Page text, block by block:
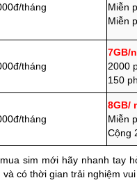
tháng
Miễn
Miễn
tháng
7GB/
2000
150
tháng
8GB/
Miễn
Cộng
sim mới hãy nhanh tay
có thời gian trải nghiệm vui